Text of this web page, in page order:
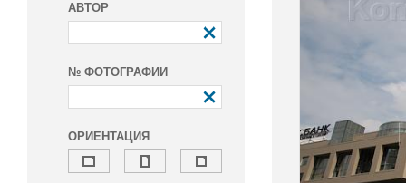
АВТОР
№ ФОТОГРАФИИ
ОРИЕНТАЦИЯ